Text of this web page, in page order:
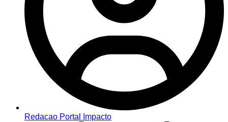
Redacao Portal Impacto